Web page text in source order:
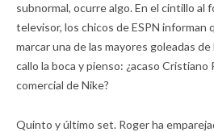
subnormal, ocurre algo. En el cintillo al
televisor, los chicos de ESPN informan
marcar una de las mayores goleadas
callo la boca y pienso: ¿acaso Cristiano
comercial de Nike?
Quinto y último set. Roger ha